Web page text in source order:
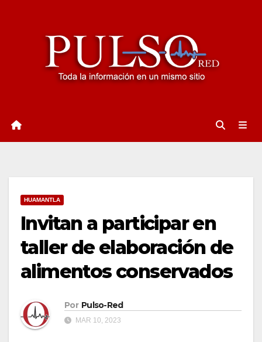
HUAMANTLA
Invitan a participar en
taller de elaboración de
alimentos conservados
Por Pulso-Red
MAR 10, 2023